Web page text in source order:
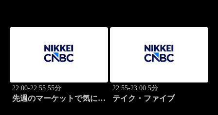
22:00-22:55 55分
先週のマーケットで気にな
22:55-23:00 5分
テイク・ファイブ